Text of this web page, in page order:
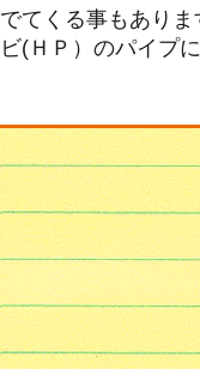
てくる事もありま
(ＨＰ）のパイプに